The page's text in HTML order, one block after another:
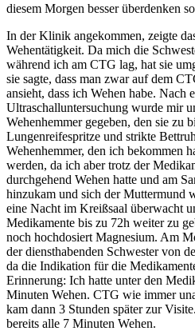
diesem Morgen besser überdenken
In der Klinik angekommen, zeigte
Wehentätigkeit. Da mich die
während ich am CTG lag, hat sie
sie sagte, dass man zwar auf dem
ansieht, dass ich Wehen habe. Nach
Ultraschalluntersuchung wurde mir
Wehenhemmer gegeben, den sie zu
Lungenreifespritze und strikte
Wehenhemmer, den ich bekommen
werden, da ich aber trotz der
durchgehend Wehen hatte und am
hinzukam und sich der Muttermund
eine Nacht im Kreißsaal überwacht
Medikamente bis zu 72h weiter zu
noch hochdosiert Magnesium. Am
der diensthabenden Schwester von
da die Indikation für die
Erinnerung: Ich hatte unter den
Minuten Wehen. CTG wie immer
kam dann 3 Stunden später zur
bereits alle 7 Minuten Wehen.